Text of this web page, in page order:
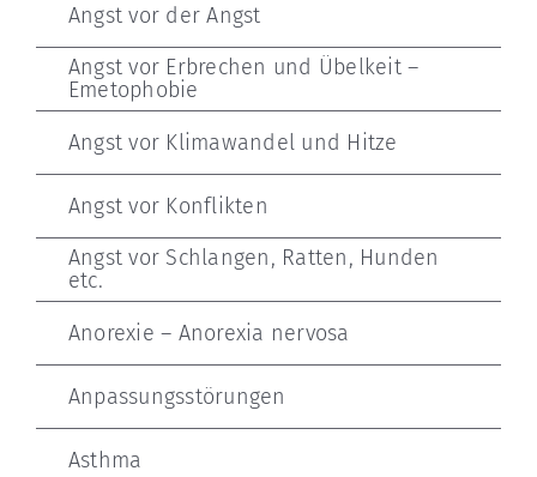
Angst vor der Angst
Angst vor Erbrechen und Übelkeit –
Emetophobie
Angst vor Klimawandel und Hitze
Angst vor Konflikten
Angst vor Schlangen, Ratten, Hunden
etc.
Anorexie – Anorexia nervosa
Anpassungsstörungen
Asthma